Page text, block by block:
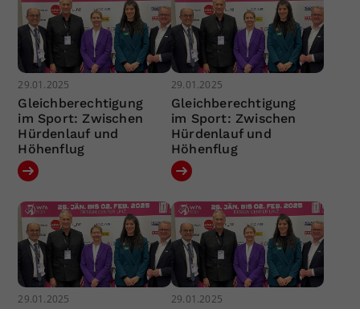
29.01.2025
Gleichberechtigung
im Sport: Zwischen
Hürdenlauf und
Höhenflug
29.01.2025
Gleichberechtigung
im Sport: Zwischen
Hürdenlauf und
Höhenflug
29.01.2025 29.01.2025